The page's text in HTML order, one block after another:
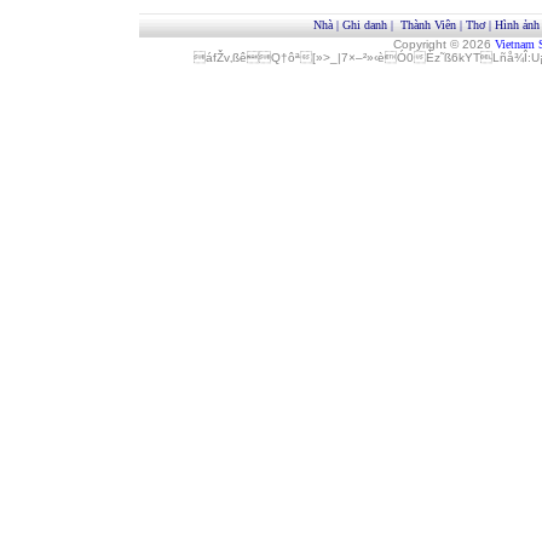
Nhà | Ghi danh | Thành Viên | Thơ| Hình ảnh
Copyright © 2026 Vietnam
áfŽv‚ßêQ†ôª[»>_|7×–²»‹èÓ0